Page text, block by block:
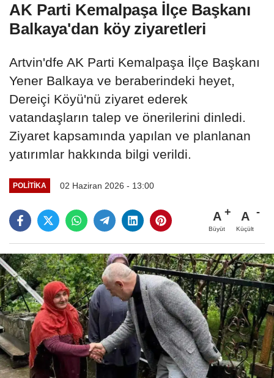
AK Parti Kemalpaşa İlçe Başkanı
Balkaya'dan köy ziyaretleri
Artvin'dfe AK Parti Kemalpaşa İlçe Başkanı
Yener Balkaya ve beraberindeki heyet,
Dereiçi Köyü'nü ziyaret ederek
vatandaşların talep ve önerilerini dinledi.
Ziyaret kapsamında yapılan ve planlanan
yatırımlar hakkında bilgi verildi.
POLITIKA 02 Haziran 2026 - 13:00
A
Büyüt
A
Küçült